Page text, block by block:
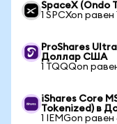
SpaceX (Ondo
1 SPCXon равен
ProShares
Доллар США
1 TQQQon
iShares Core
Tokenized) в
1 IEMGon равен